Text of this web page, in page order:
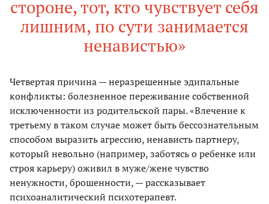
стороне, тот, кто чувствует себя
лишним, по сути занимается
ненавистью»
Четвертая причина — неразрешенные эдипальные
конфликты: болезненное переживание собственной
исключенности из родительской пары. «Влечение к
третьему в таком случае может быть бессознательным
способом выразить агрессию, ненависть партнеру,
который невольно (например, заботясь о ребенке или
строя карьеру) оживил в муже/жене чувство
ненужности, брошенности, — рассказывает
психоаналитический психотерапевт.